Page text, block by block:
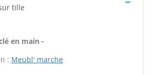
tille
en main -
: Meubl' marche